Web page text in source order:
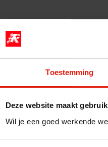
Toestemming
Deze website maakt
Wil je een goed werkende
260g:
zorgt voor diepe en mooie
260g:
mooi bij foto’s met zachte
korte doorlooptijd. We